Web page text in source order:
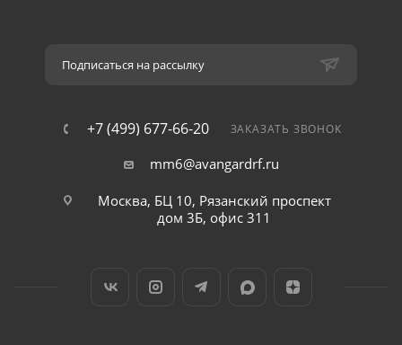
Подписаться на рассылку
+7 (499) 677-66-20 ЗАКАЗАТЬ ЗВОНОК
mm6@avangardrf.ru
Москва, БЦ 10, Рязанский проспект
дом 3Б, офис 311